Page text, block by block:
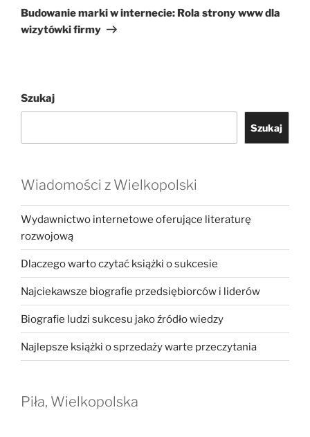
wpis
Budowanie marki w internecie: Rola strony www dla
wizytówki firmy
Szukaj
Szukaj
Wiadomości z Wielkopolski
Wydawnictwo internetowe oferujące literaturę
rozwojową
Dlaczego warto czytać książki o sukcesie
Najciekawsze biografie przedsiębiorców i liderów
Biografie ludzi sukcesu jako źródło wiedzy
Najlepsze książki o sprzedaży warte przeczytania
Piła, Wielkopolska